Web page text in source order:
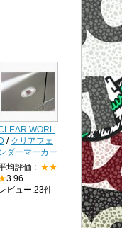
WORL
D / クリアフェ
ダーマーカー
均評価 : ★★
3.96
ビュー:23件